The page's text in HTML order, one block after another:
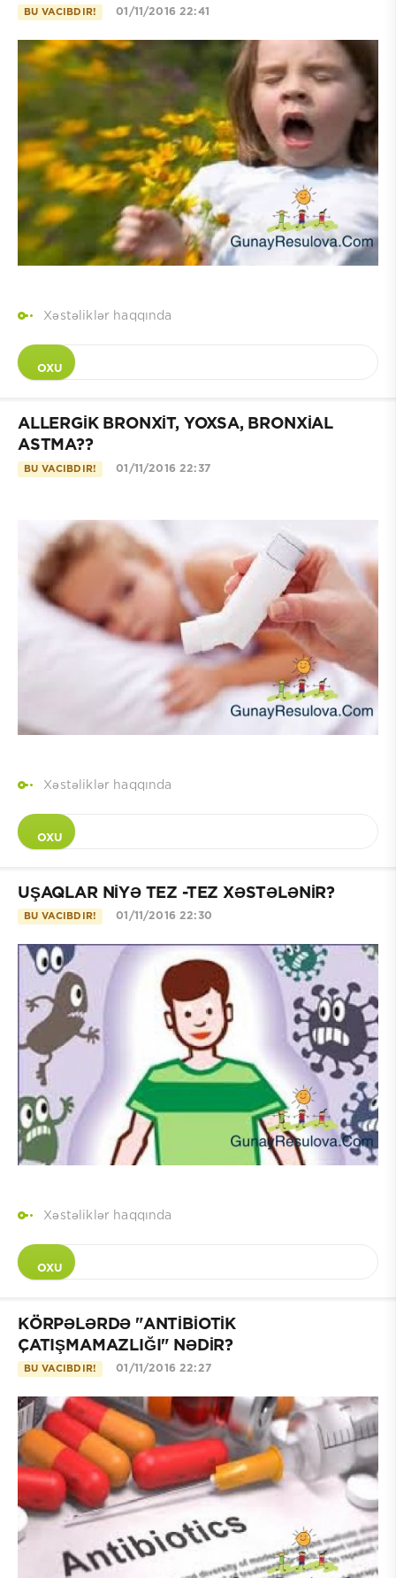
BU VACIBDIR! 01/11/2016 22:41
Xəstəliklər haqqında
OXU
ALLERGİK BRONXİT, YOXSA, BRONXİAL
ASTMA??
BU VACIBDIR! 01/11/2016 22:37
Xəstəliklər haqqında
OXU
UŞAQLAR NİYƏ TEZ -TEZ XƏSTƏLƏNİR?
BU VACIBDIR! 01/11/2016 22:30
Xəstəliklər haqqında
OXU
KÖRPƏLƏRDƏ "ANTİBİOTİK
ÇATIŞMAMAZLIĞI" NƏDİR?
BU VACIBDIR! 01/11/2016 22:27